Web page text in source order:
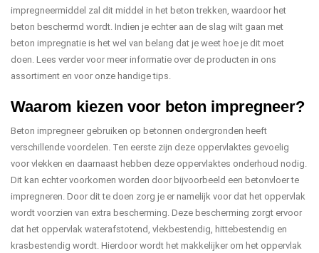
impregneermiddel zal dit middel in het beton trekken, waardoor het
beton beschermd wordt. Indien je echter aan de slag wilt gaan met
beton impregnatie is het wel van belang dat je weet hoe je dit moet
doen. Lees verder voor meer informatie over de producten in ons
assortiment en voor onze handige tips.
Waarom kiezen voor beton impregneer?
Beton impregneer gebruiken op betonnen ondergronden heeft
verschillende voordelen. Ten eerste zijn deze oppervlaktes gevoelig
voor vlekken en daarnaast hebben deze oppervlaktes onderhoud nodig.
Dit kan echter voorkomen worden door bijvoorbeeld een betonvloer te
impregneren. Door dit te doen zorg je er namelijk voor dat het oppervlak
wordt voorzien van extra bescherming. Deze bescherming zorgt ervoor
dat het oppervlak waterafstotend, vlekbestendig, hittebestendig en
krasbestendig wordt. Hierdoor wordt het makkelijker om het oppervlak